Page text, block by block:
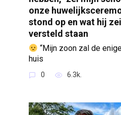
onze
stond op en wat hij
versteld staan
“Mijn zoon zal de
huis
0 6.3k.